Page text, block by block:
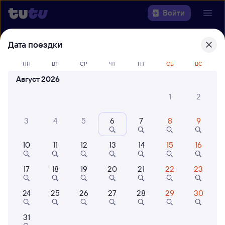
Войти
Выберите день, чтобы найти
билеты Усинск — Печора
22 года работаем для вас
Куда
Когда
Кто едет
Найти поезда
Дата поездки
ПН ВТ СР ЧТ ПТ СБ ВС
Август 2026
1
2
3 4 5 6 7 8 9
10 11 12 13 14 15 16
17 18 19 20 21 22 23
24 25 26 27 28 29 30
31